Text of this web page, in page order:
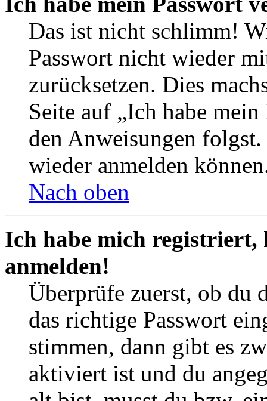
Das ist nicht schlimm!
Passwort nicht wieder
zurücksetzen. Dies
Seite auf „Ich habe
den Anweisungen
wieder anmelden
Nach oben
Ich habe mich
anmelden!
Überprüfe zuerst, ob du
das richtige Passwort
stimmen, dann gibt es
aktiviert ist und du